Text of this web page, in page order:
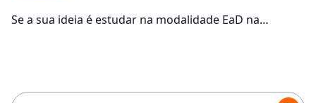
Se a sua ideia é estudar na modalidade EaD na